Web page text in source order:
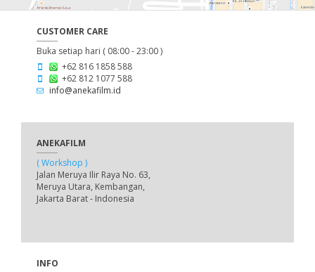
CUSTOMER CARE
Buka setiap hari ( 08:00 - 23:00 )
+62 816 1858 588
+62 812 1077 588
info@anekafilm.id
ANEKAFILM
( Workshop )
Jalan Meruya Ilir Raya No. 63,
Meruya Utara, Kembangan,
Jakarta Barat - Indonesia
INFO